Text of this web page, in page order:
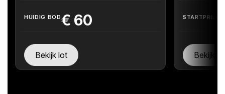
HUIDIG BOD€ 60
Bekijk lot
STARTPRIJS
Bekijk